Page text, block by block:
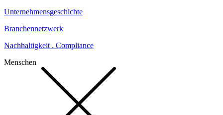
Unternehmensgeschichte
Branchennetzwerk
Nachhaltigkeit . Compliance
Menschen